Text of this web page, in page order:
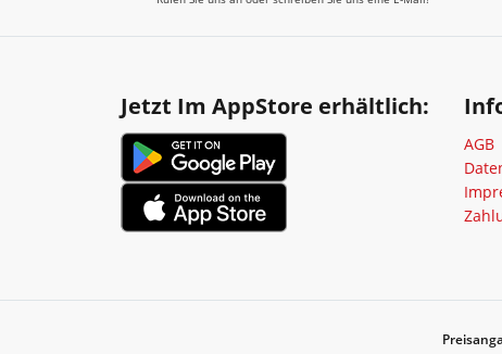
Jetzt Im AppStore erhältlich:
AGB